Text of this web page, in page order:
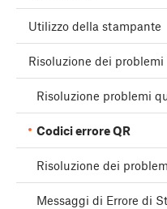
Utilizzo della stampante
Risoluzione dei problemi
Risoluzione problemi
Codici errore QR
Risoluzione dei
Messaggi di Errore di